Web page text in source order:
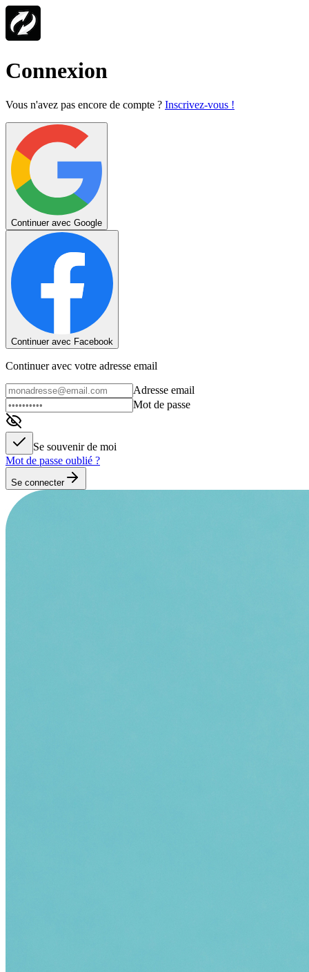
Connexion
Vous n'avez pas encore de compte ? Inscrivez-vous !
Continuer avec Google
Continuer avec Facebook
Continuer avec votre adresse email
Adresse email
Mot de passe
Se souvenir de moi
Mot de passe oublié ?
Se connecter